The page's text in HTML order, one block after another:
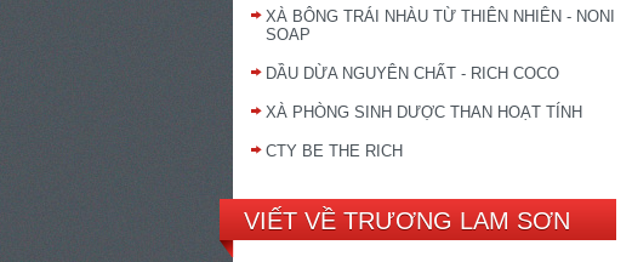
XÀ BÔNG TRÁI NHÀU TỪ THIÊN NHIÊN - NONI
SOAP
DẦU DỪA NGUYÊN CHẤT - RICH COCO
XÀ PHÒNG SINH DƯỢC THAN HOẠT TÍNH
CTY BE THE RICH
VIẾT VỀ TRƯƠNG LAM SƠN